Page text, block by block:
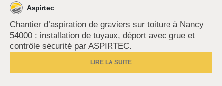
Aspirtec
Chantier d’aspiration de graviers sur toiture à Nancy
54000 : installation de tuyaux, déport avec grue et
contrôle sécurité par ASPIRTEC.
LIRE LA SUITE